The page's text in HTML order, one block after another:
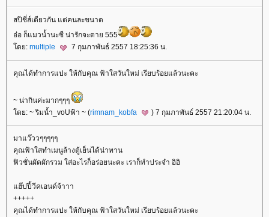
สปีชี่ส์เดียวกัน แต่คนละขนาด
อ๋อ ก็แมวน้ำนะซี น่ารักจะตาย 555
ดย: multiple 7 กุมภาพันธ์ 2557 18:25:36 น.
คุณได้ทำการแปะ ให้กับคุณ ฟ้าใสวันใหม่ เรียบร้อยแล้วนะคะ
~ น่ากินค่ะมากๆๆๆ
ดย: ~ ริมน้ำ_voUฟ้า ~ (rimnam_kobfa ) 7 กุมภาพันธ์ 2557 21:20:04 น.
มาแว๊ววๆๆๆๆๆ
คุณฟ้าใสทำเมนูล้างตู้เย็นได้น่าทาน
ฟิวชั่นผัดผักรวม ใส่อะไรก็อร่อยนะคะ เราก็ทำประจำ อิอิ
ฮ๊ปปี้วีคเอนด์จ้าาา
+++++
คุณได้ทำการแปะ ให้กับคุณ ฟ้าใสวันใหม่ เรียบร้อยแล้วนะคะ